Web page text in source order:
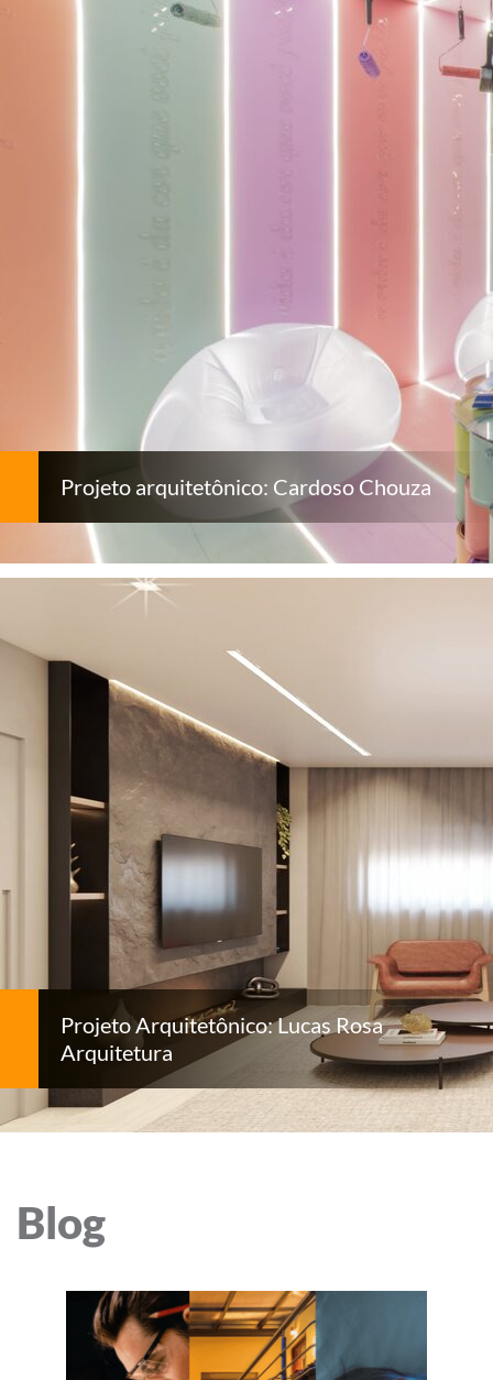
Projeto arquitetônico: Cardoso Chouza
Projeto Arquitetônico: Lucas Rosa
Arquitetura
Blog